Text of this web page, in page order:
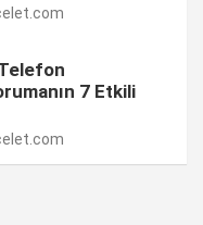
7 Etkili